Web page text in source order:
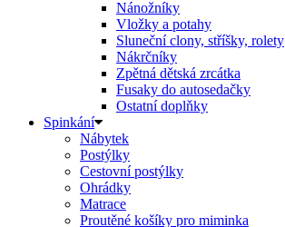
Nánožníky
Vložky a potahy
Sluneční clony, stříšky, rolety
Nákrčníky
Zpětná dětská zrcátka
Fusaky do autosedačky
Ostatní doplňky
Spinkání
Nábytek
Postýlky
Cestovní postýlky
Ohrádky
Matrace
Proutěné košíky pro miminka